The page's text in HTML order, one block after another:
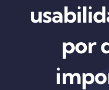
por